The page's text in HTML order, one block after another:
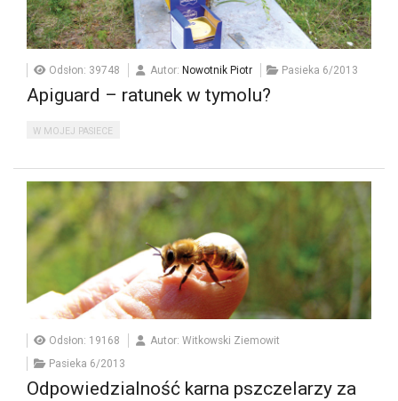
Odsłon: 39748 Autor: Nowotnik Piotr Pasieka 6/2013
Apiguard – ratunek w tymolu?
W MOJEJ PASIECE
Odsłon: 19168
Autor: Witkowski Ziemowit
Pasieka 6/2013
Odpowiedzialność karna pszczelarzy za